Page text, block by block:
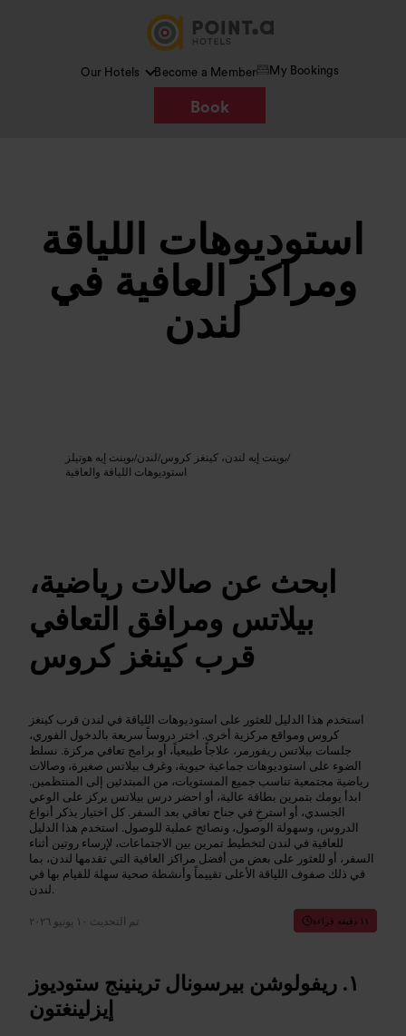
Our Hotels Become a Member My Bookings
Book
استوديوهات اللياقة
ومراكز العافية في
لندن
بوينت إيه هوتيلز/لندن/بوينت إيه لندن، كينغز كروس/
استوديوهات اللياقة والعافية
ابحث عن صالات رياضية،
بيلاتس ومرافق التعافي
قرب كينغز كروس
استخدم هذا الدليل للعثور على استوديوهات اللياقة في لندن قرب كينغز
كروس ومواقع مركزية أخرى. اختر دروساً سريعة بالدخول الفوري،
جلسات بيلاتس ريفورمر، علاجاً طبيعياً، أو برامج تعافي مركزة. نسلط
الضوء على استوديوهات جماعية حيوية، وغرف بيلاتس صغيرة، وصالات
رياضية مجتمعية تناسب جميع المستويات، من المبتدئين إلى المنتظمين.
ابدأ يومك بتمرين بطاقة عالية، أو احضر درس بيلاتس يركز على الوعي
الجسدي، أو استرخِ في جناح تعافي بعد السفر. كل اختيار يذكر أنواع
الدروس، وسهولة الوصول، ونصائح عملية للوصول. استخدم هذا الدليل
للعافية في لندن لتخطيط تمرين بين الاجتماعات، لإرساء روتين أثناء
السفر، أو للعثور على بعض من أفضل مراكز العافية التي تقدمها لندن، بما
في ذلك صفوف اللياقة الأعلى تقييماً وأنشطة صحية سهلة للقيام بها في
لندن.
تم التحديث ١٠ يونيو ٢٠٢٦ ١١ دقيقة قراءة
ريفولوشن بيرسونال ترينينج ستوديوز
إيزلينغتون